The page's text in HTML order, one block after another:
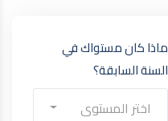
ماذا كان مستواك في
السنة السابقة؟
اختر المستوى